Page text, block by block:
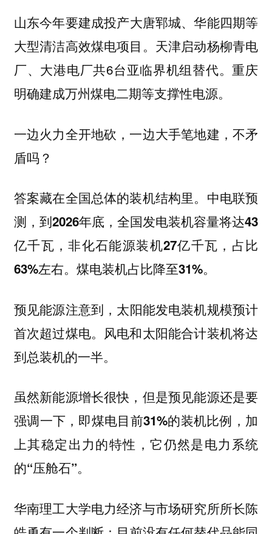
山东今年要建成投产大唐郓城、华能四期等
大型清洁高效煤电项目。 天津启动杨柳青电
厂、大港电厂共6台亚临界机组替代。重庆
明确建成万州煤电二期等支撑性电源。
一边火力全开地砍，一边大手笔地建，不矛
盾吗？
答案藏在全国总体的装机结构里。中电联预
测， 到2026年底，全国发电装机容量将达43
亿千瓦，非化石能源装机27亿千瓦，占比
63%左右。煤电装机占比降至31%。
预见能源注意到， 太阳能发电装机规模预计
首次超过煤电。风电和太阳能合计装机将达
到总装机的一半。
虽然新能源增长很快， 但是预见能源还是要
强调一下，即煤电目前31%的装机比例，加
上其稳定出力的特性，它仍然是电力系统
的“压舱石”。
华南理工大学电力经济与市场研究所所长陈